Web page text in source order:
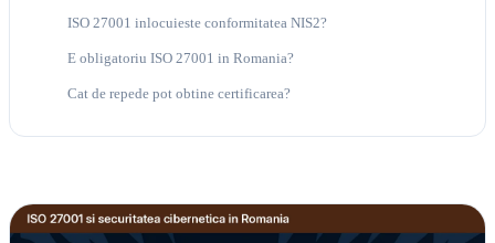
ISO 27001 inlocuieste conformitatea NIS2?
E obligatoriu ISO 27001 in Romania?
Cat de repede pot obtine certificarea?